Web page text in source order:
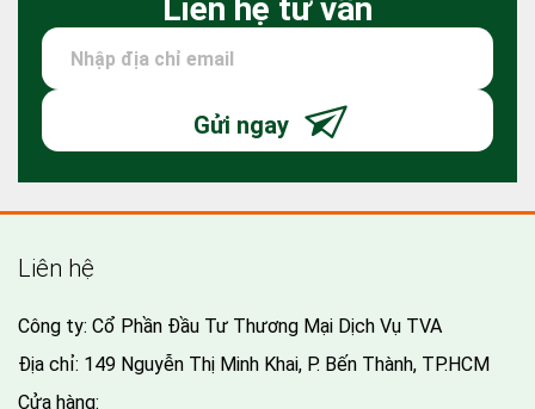
Liên hệ tư vấn
Gửi ngay
Liên hệ
Công ty: Cổ Phần Đầu Tư Thương Mại Dịch Vụ TVA
Địa chỉ: 149 Nguyễn Thị Minh Khai, P. Bến Thành, TP.HCM
Cửa hàng: